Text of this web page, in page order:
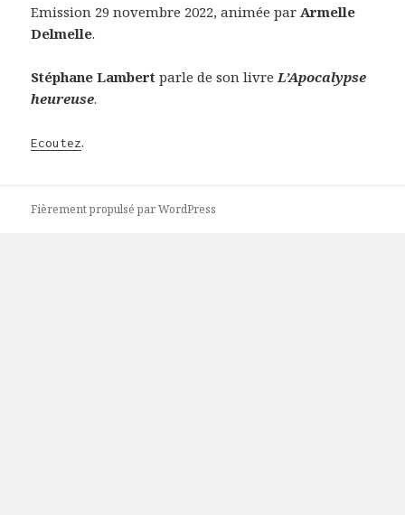
Emission 29 novembre 2022, animée parArmelle
Delmelle.
Stéphane Lambert parle de son livreL’Apocalypse
heureuse.
Ecoutez.
Fièrement propulsé par WordPress